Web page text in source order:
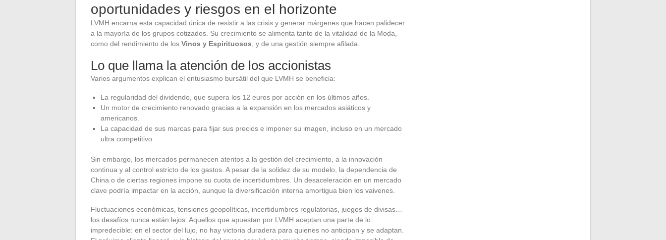
oportunidades y riesgos en el horizonte
LVMH encarna esta capacidad única de resistir a las crisis y generar márgenes que hacen palidecer
a la mayoría de los grupos cotizados. Su crecimiento se alimenta tanto de la vitalidad de la Moda,
como del rendimiento de los Vinos y Espirituosos , y de una gestión siempre afilada.
Lo que llama la atención de los accionistas
Varios argumentos explican el entusiasmo bursátil del que LVMH se beneficia:
La regularidad del dividendo, que supera los 12 euros por acción en los últimos años.
Un motor de crecimiento renovado gracias a la expansión en los mercados asiáticos y
americanos.
La capacidad de sus marcas para fijar sus precios e imponer su imagen, incluso en un mercado
ultra competitivo.
Sin embargo, los mercados permanecen atentos a la gestión del crecimiento, a la innovación
continua y al control estricto de los gastos. A pesar de la solidez de su modelo, la dependencia de
China o de ciertas regiones impone su cuota de incertidumbres. Un desaceleración en un mercado
clave podría impactar en la acción, aunque la diversificación interna amortigua bien los vaivenes.
Fluctuaciones económicas, tensiones geopolíticas, incertidumbres regulatorias, juegos de divisas…
los desafíos nunca están lejos. Aquellos que apuestan por LVMH aceptan una parte de lo
impredecible: en el sector del lujo, no hay victoria duradera para quienes no anticipan y se adaptan.